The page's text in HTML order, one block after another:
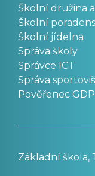
Školní družina
Školní
Školní jídelna
Správa školy
Správce ICT
Správa
Pověřenec
Základní škola,